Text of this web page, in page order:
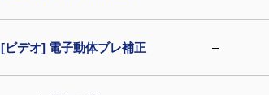
[ビデオ] 電子動体ブレ補正 –